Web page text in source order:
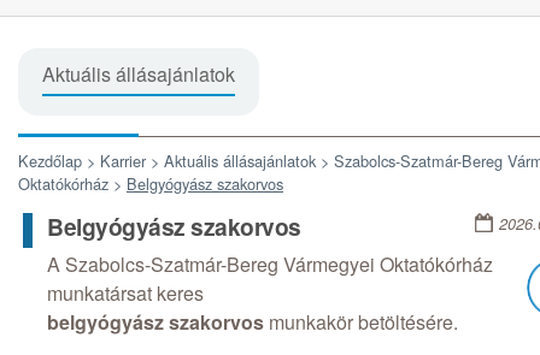
Aktuális állásajánlatok
Kezdőlap > Karrier > Aktuális állásajánlatok > Szabolcs-Szatmár-Bereg
Oktatókórház > Belgyógyász szakorvos
Belgyógyász szakorvos
A Szabolcs-Szatmár-Bereg Vármegyei Oktatókórház
munkatársat keres
belgyógyász szakorvos munkakör betöltésére.